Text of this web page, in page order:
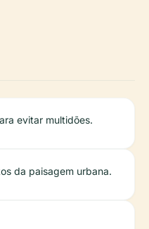
evitar multidões.
da paisagem urbana.